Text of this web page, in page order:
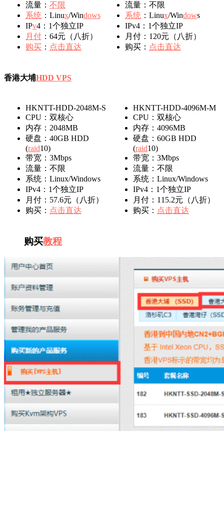
流量： 不限
系统 ：Linux/Windows
IPv4：1个独立IP
月付 ：64元（八折）
购买 ： 点击直达
流量：不限
系统 ：Linux/Windows
IPv4：1个独立IP
月付：120元（八折）
购买： 点击直达
香港大埔HDD VPS
HKNTT-HDD-2048M-S
CPU：双核心
内存：2048MB
硬盘：40GB HDD
(raid10)
带宽：3Mbps
流量：不限
系统：Linux/Windows
IPv4：1个独立IP
月付：57.6元（八折）
购买： 点击直达
HKNTT-HDD-4096M-M
CPU：双核心
内存：4096MB
硬盘：60GB HDD
(raid10)
带宽：3Mbps
流量：不限
系统：Linux/Windows
IPv4：1个独立IP
月付：115.2元（八折）
购买： 点击直达
购买教程